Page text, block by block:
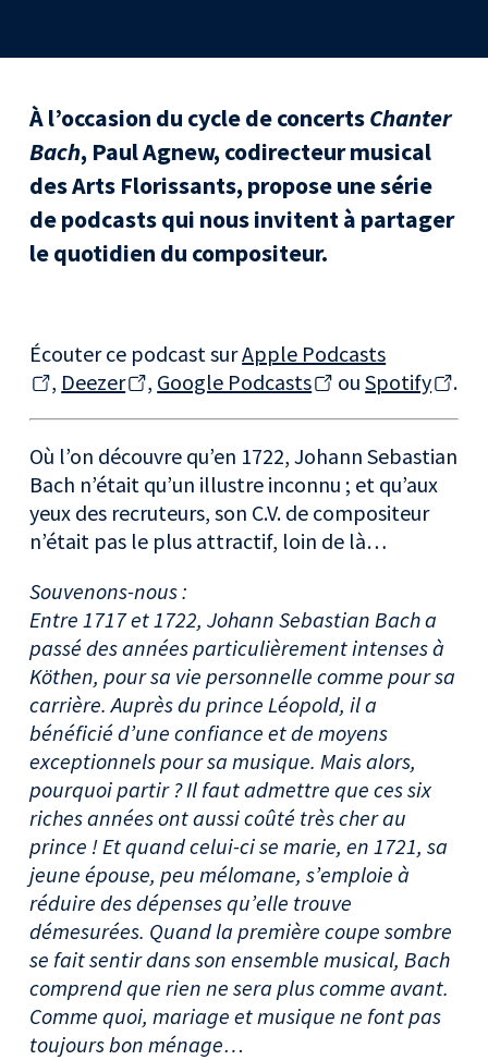
À l’occasion du cycle de concertsChanter
Bach, Paul Agnew, codirecteur musical
des Arts Florissants, propose une série
de podcasts qui nous invitent à partager
le quotidien du compositeur.
Écouter ce podcast surApple Podcasts
, Deezer , Google Podcasts ouSpotify .
Où l’on découvre qu’en 1722, Johann Sebastian
Bach n’était qu’un illustre inconnu ; et qu’aux
yeux des recruteurs, son C.V. de compositeur
n’était pas le plus attractif, loin de là…
Souvenons-nous :
Entre 1717 et 1722, Johann Sebastian Bach a
passé des années particulièrement intenses à
Köthen, pour sa vie personnelle comme pour sa
carrière. Auprès du prince Léopold, il a
bénéficié d’une confiance et de moyens
exceptionnels pour sa musique. Mais alors,
pourquoi partir ? Il faut admettre que ces six
riches années ont aussi coûté très cher au
prince ! Et quand celui-ci se marie, en 1721, sa
jeune épouse, peu mélomane, s’emploie à
réduire des dépenses qu’elle trouve
démesurées. Quand la première coupe sombre
se fait sentir dans son ensemble musical, Bach
comprend que rien ne sera plus comme avant.
Comme quoi, mariage et musique ne font pas
toujours bon ménage…